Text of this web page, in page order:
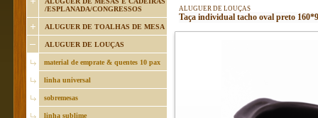
/ESPLANADA/CONGRESSOS
ALUGUER DE TOALHAS DE MESA
ALUGUER DE LOUÇAS
material de emprate & quentes 10 pax
linha universal
sobremesas
linha sublime
ALUGUER DE LOUÇAS
Taça individual tacho oval preto